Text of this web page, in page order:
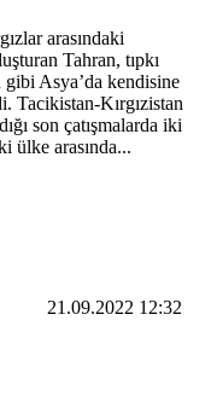
arasındaki
Tahran, tıpkı
Asya’da kendisine
Tacikistan-Kırgızistan
son çatışmalarda iki
ülke arasında...
21.09.2022 12:32